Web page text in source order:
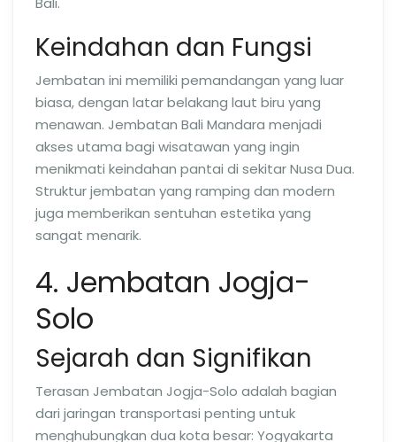
Keindahan dan Fungsi
Jembatan ini memiliki pemandangan yang luar
biasa, dengan latar belakang laut biru yang
menawan. Jembatan Bali Mandara menjadi
akses utama bagi wisatawan yang ingin
menikmati keindahan pantai di sekitar Nusa Dua.
Struktur jembatan yang ramping dan modern
juga memberikan sentuhan estetika yang
sangat menarik.
4. Jembatan Jogja-
Solo
Sejarah dan Signifikan
Terasan Jembatan Jogja-Solo adalah bagian
dari jaringan transportasi penting untuk
menghubungkan dua kota besar: Yogyakarta